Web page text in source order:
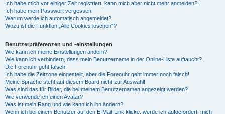
Ich habe mich vor einiger Zeit registriert, kann mich aber nicht mehr anmelden?!
Ich habe mein Passwort vergessen!
Warum werde ich automatisch abgemeldet?
Wozu ist die Funktion „Alle Cookies löschen“?
Benutzerpräferenzen und -einstellungen
Wie kann ich meine Einstellungen ändern?
Wie kann ich verhindern, dass mein Benutzername in der Online-Liste auftaucht?
Die Forenuhr geht falsch!
Ich habe die Zeitzone eingestellt, aber die Forenuhr geht immer noch falsch!
Meine Sprache steht auf diesem Board nicht zur Auswahl!
Was sind das für Bilder, die bei meinem Benutzernamen angezeigt werden?
Wie verwende ich einen Avatar?
Was ist mein Rang und wie kann ich ihn ändern?
Wenn ich bei einem Benutzer auf den E-Mail-Link klicke, werde ich aufgefordert, mich